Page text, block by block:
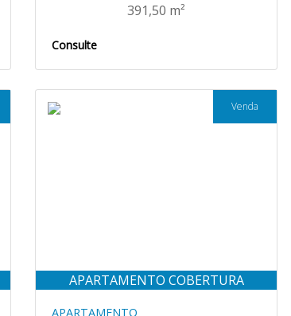
391,50 m²
Consulte
Venda
APARTAMENTO COBERTURA
APARTAMENTO